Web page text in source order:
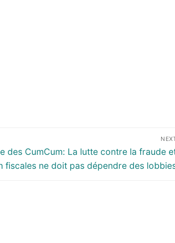
des CumCum: La lutte contre la fraude
fiscales ne doit pas dépendre des